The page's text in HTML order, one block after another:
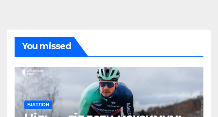
You missed
БІАТЛОН